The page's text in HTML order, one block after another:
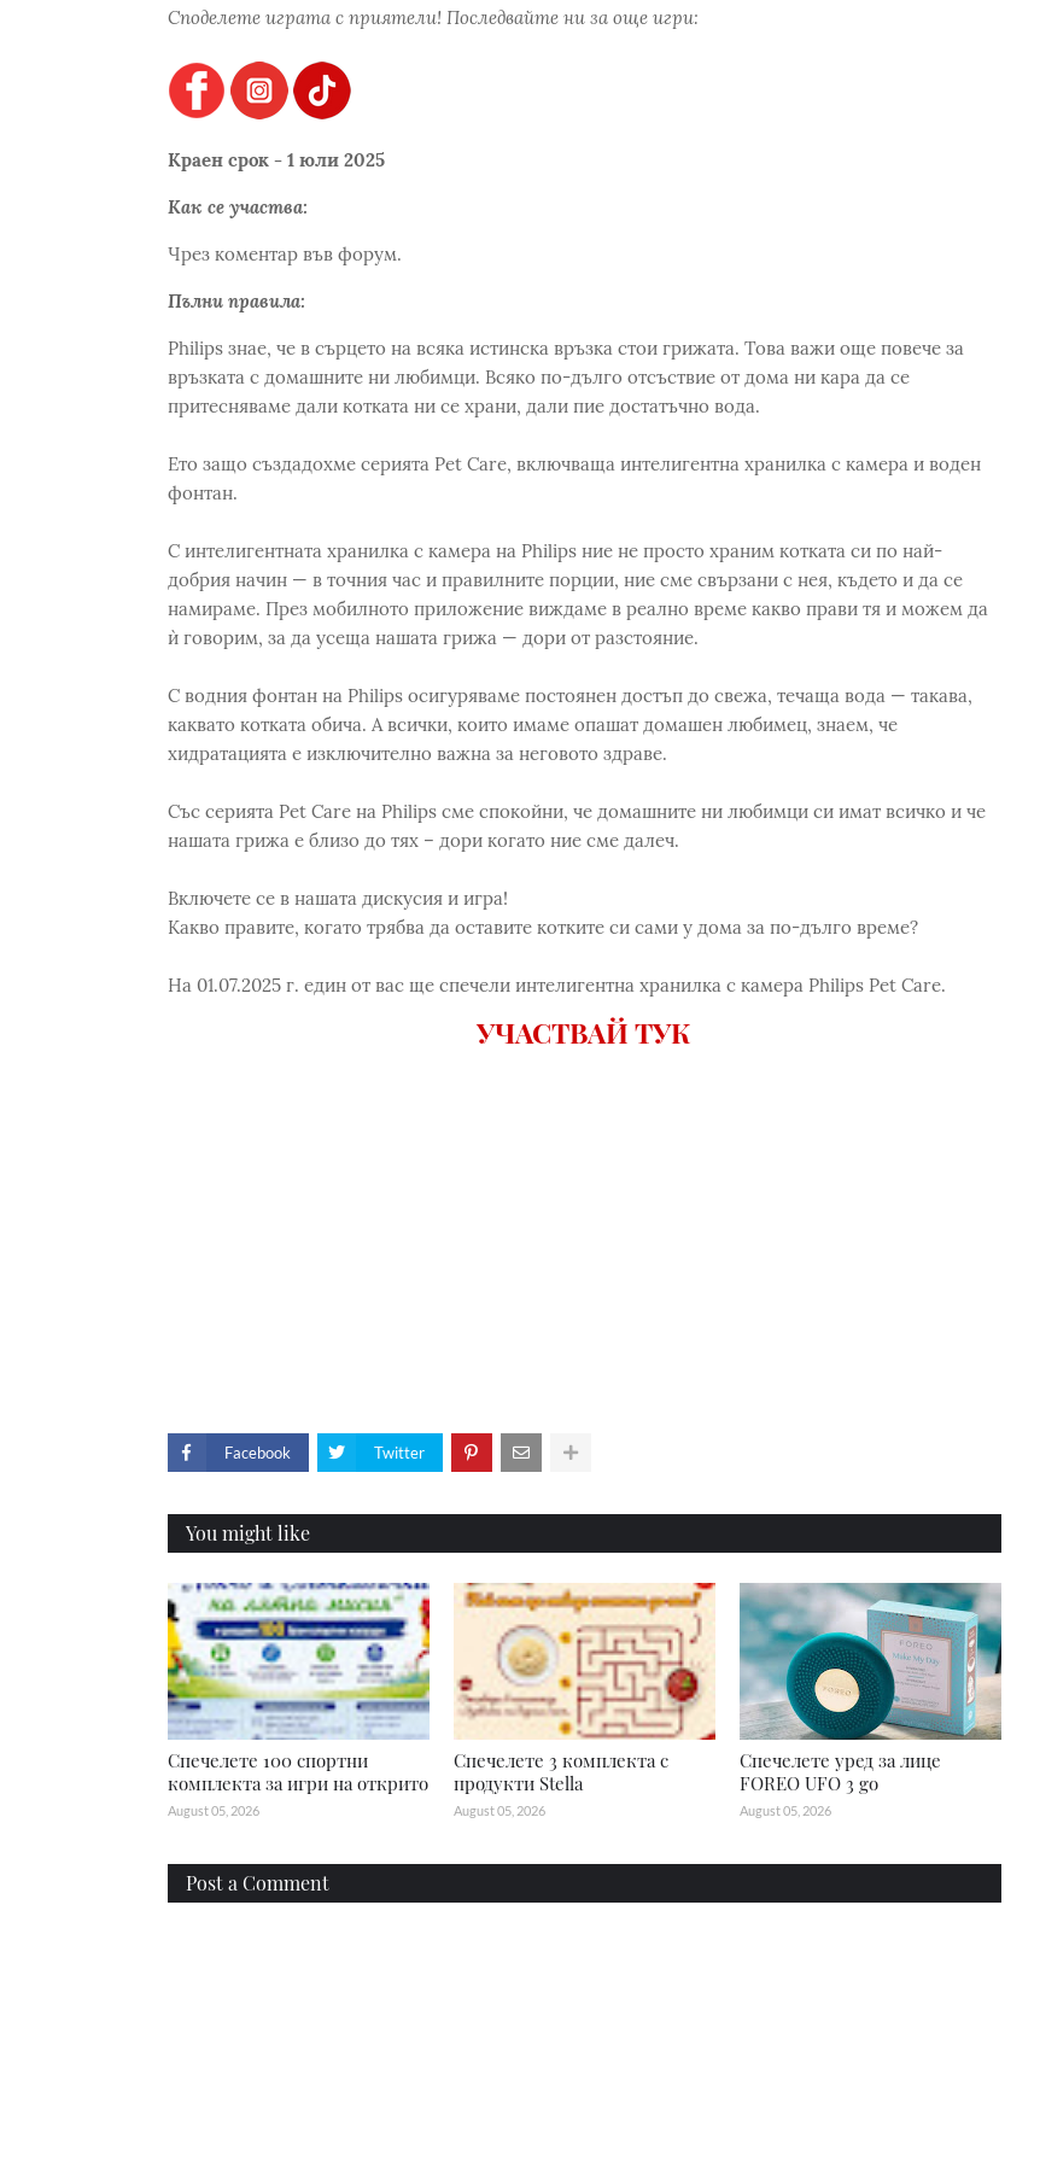
Споделете играта с приятели! Последвайте ни за още игри:
Краен срок - 1 юли 2025
Как се участва:
Чрез коментар във форум.
Пълни правила:
Philips знае, че в сърцето на всяка истинска връзка стои грижата. Това важи още повече за
връзката с домашните ни любимци. Всяко по-дълго отсъствие от дома ни кара да се
притесняваме дали котката ни се храни, дали пие достатъчно вода.
Ето защо създадoхме серията Pet Care, включваща интелигентна хранилка с камера и воден
фонтан.
С интелигентната хранилка с камера на Philips ние не просто храним котката си по най-
добрия начин — в точния час и правилните порции, ние сме свързани с нея, където и да се
намираме. През мобилното приложение виждаме в реално време какво прави тя и можем да
ѝ говорим, за да усеща нашата грижа — дори от разстояние.
С водния фонтан на Philips осигуряваме постоянен достъп до свежа, течаща вода — такава,
каквато котката обича. А всички, които имаме опашат домашен любимец, знаем, че
хидратацията е изключително важна за неговото здраве.
Със серията Pet Care на Philips сме спокойни, че домашните ни любимци си имат всичко и че
нашата грижа е близо до тях – дори когато ние сме далеч.
Включете се в нашата дискусия и игра!
Какво правите, когато трябва да оставите котките си сами у дома за по-дълго време?
На 01.07.2025 г. един от вас ще спечели интелигентна хранилка с камера Philips Pet Care.
УЧАСТВАЙ ТУК
Facebook Twitter
You might like
Спечелете 100 спортни
комплекта за игри на открито
August 05, 2026
Спечелете 3 комплекта с
продукти Stella
August 05, 2026
Спечелете уред за лице
FOREO UFO 3 go
August 05, 2026
Post a Comment